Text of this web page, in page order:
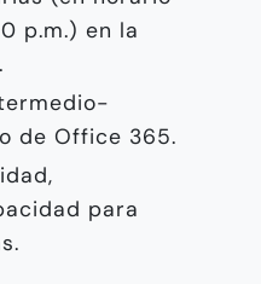
p.m.) en la
de Office 365.
para